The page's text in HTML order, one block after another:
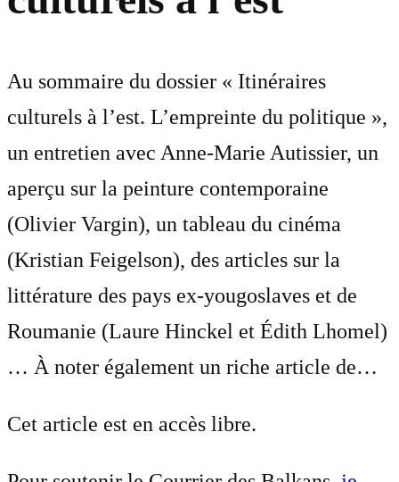
Au sommaire du dossier « Itinéraires
culturels à l’est. L’empreinte du politique »,
un entretien avec Anne-Marie Autissier, un
aperçu sur la peinture contemporaine
(Olivier Vargin), un tableau du cinéma
(Kristian Feigelson), des articles sur la
littérature des pays ex-yougoslaves et de
Roumanie (Laure Hinckel et Édith Lhomel)
… À noter également un riche article de…
Cet article est en accès libre.